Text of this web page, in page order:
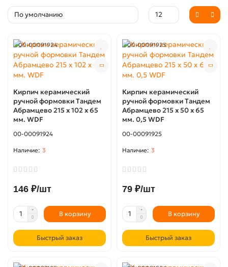
00-00091924
Кирпич керамический
ручной формовки Тандем
Абрамцево 215 х 102 х 65
мм. WDF
00-00091924
3
146 ₽/шт
В корзину
Быстрый заказ
00-00091925
Кирпич керамический
ручной формовки Тандем
Абрамцево 215 х 50 х 65
мм. 0,5 WDF
00-00091925
3
79 ₽/шт
В корзину
Быстрый заказ